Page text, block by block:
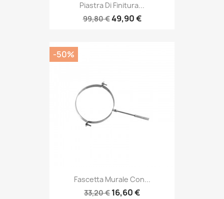
Piastra Di Finitura...
99,80 €49,90 €
Fascetta Murale Con...
33,20 € 16,60 €
-50%